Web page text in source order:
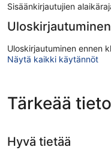
Sisäänkirjautujien
Uloskirjautuminen
Uloskirjautuminen ennen
Näytä kaikki käytännöt
Tärkeää
Hyvä tietää